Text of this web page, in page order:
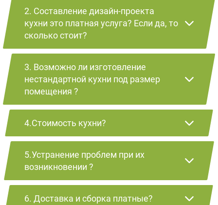
2. Составление дизайн-проекта
кухни это платная услуга? Если да, то
сколько стоит?
3. Возможно ли изготовление
нестандартной кухни под размер
помещения ?
4.Стоимость кухни?
5.Устранение проблем при их
возникновении ?
6. Доставка и сборка платные?